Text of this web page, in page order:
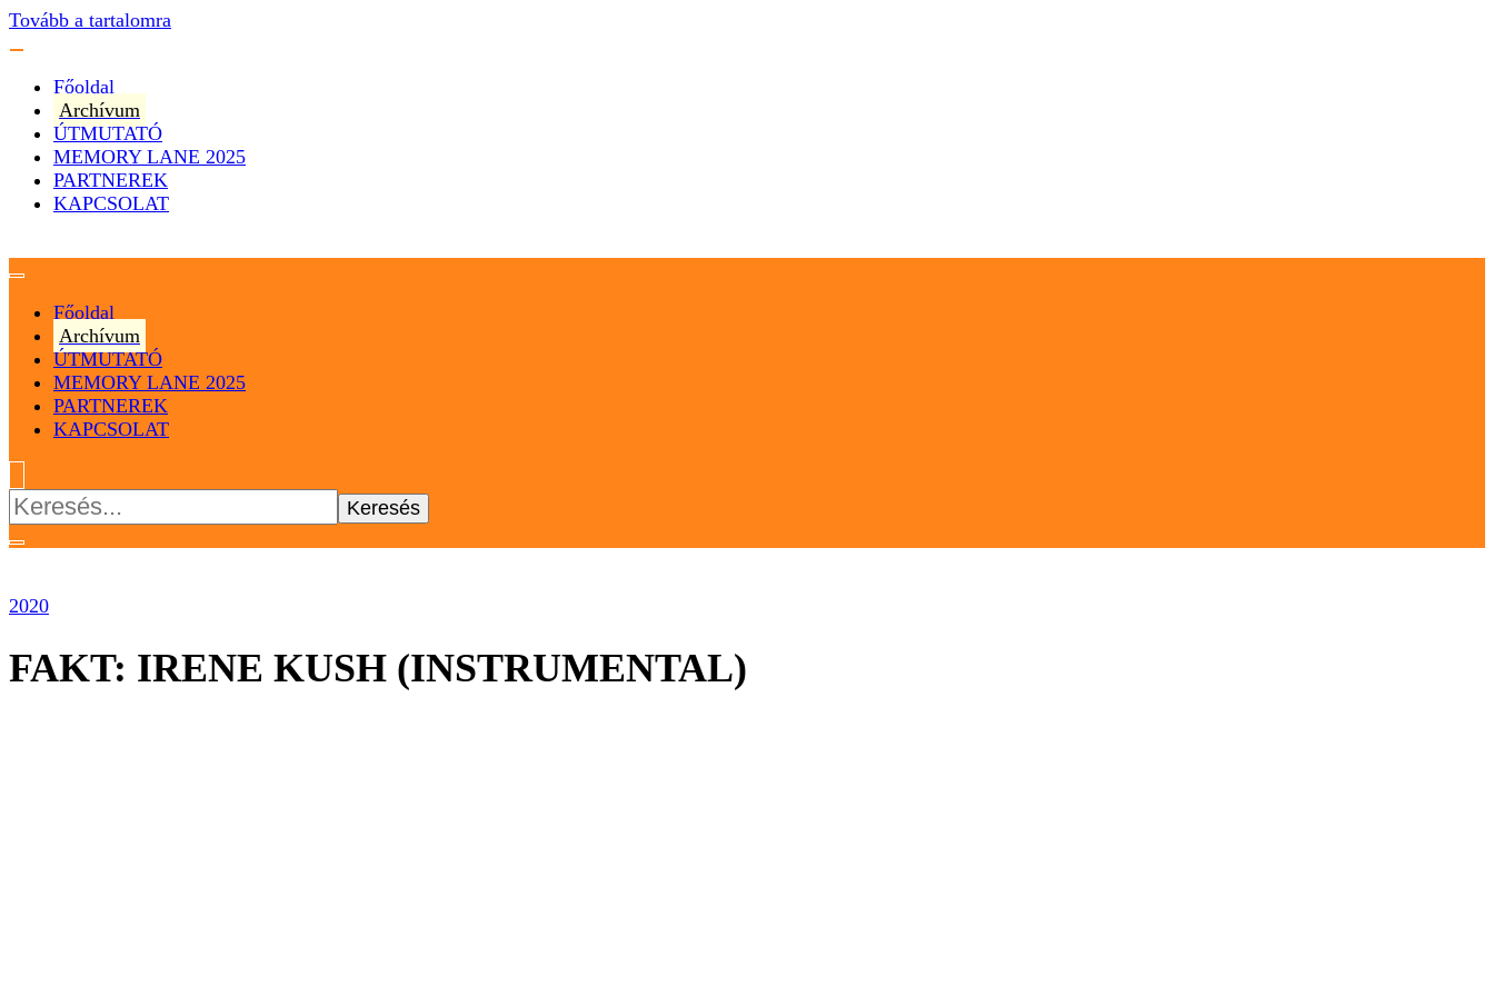
Tovább a tartalomra
Főoldal
Archívum
ÚTMUTATÓ
MEMORY LANE 2025
PARTNEREK
KAPCSOLAT
Magyar Hip Hop Archívum
Magyarország
Főoldal
Archívum
ÚTMUTATÓ
MEMORY LANE 2025
PARTNEREK
KAPCSOLAT
Keresés:
2020
FAKT: IRENE KUSH (INSTRUMENTAL)